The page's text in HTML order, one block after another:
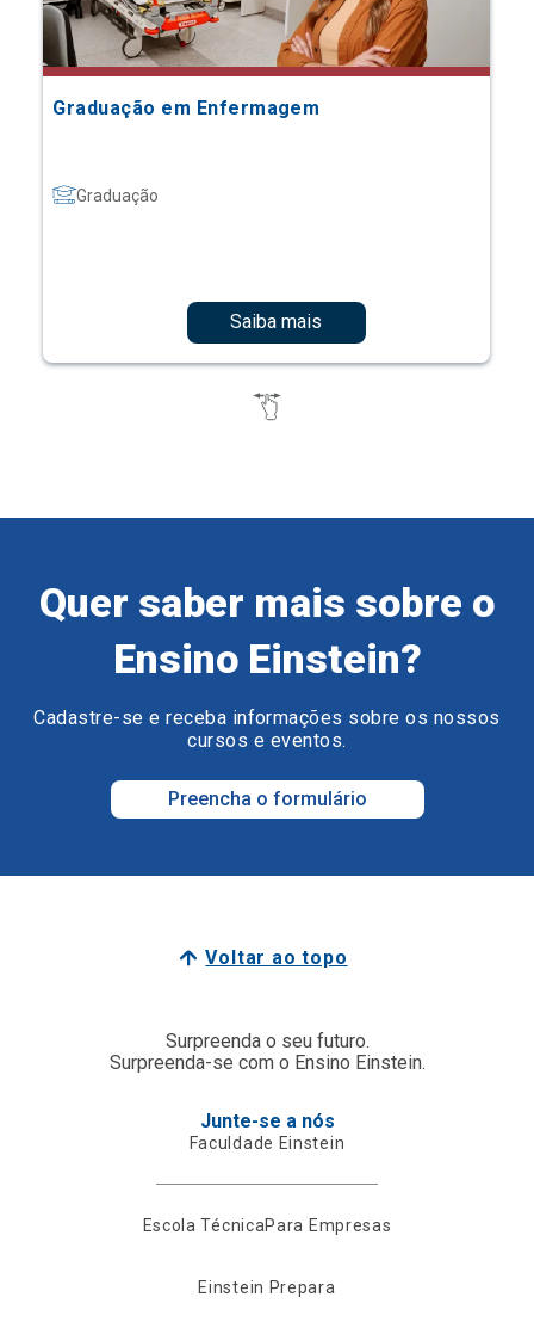
Graduação em Enfermagem
Graduação
Saiba mais
Quer saber mais sobre o
Ensino Einstein?
Cadastre-se e receba informações sobre os nossos
cursos e eventos.
Preencha o formulário
Voltar ao topo
Surpreenda o seu futuro.
Surpreenda-se com o Ensino Einstein.
Junte-se a nós
Faculdade Einstein
Escola TécnicaPara Empresas
Einstein Prepara